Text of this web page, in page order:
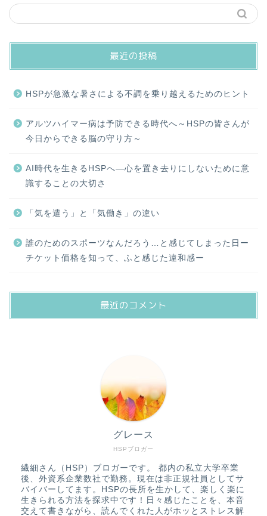
最近の投稿
HSPが急激な暑さによる不調を乗り越えるためのヒント
アルツハイマー病は予防できる時代へ～HSPの皆さんが
今日からできる脳の守り方～
AI時代を生きるHSPへ―心を置き去りにしないために意
識することの大切さ
「気を遣う」と「気働き」の違い
誰のためのスポーツなんだろう…と感じてしまった日ー
チケット価格を知って、ふと感じた違和感ー
最近のコメント
HSPブロガー
グレース
繊細さん（HSP）ブロガーです。 都内の私立大学卒業
後、外資系企業数社で勤務。現在は非正規社員としてサ
バイバーしてます。HSPの長所を生かして、楽しく楽に
生きられる方法を探求中です！日々感じたことを、本音
交えて書きながら、読んでくれた人がホッとストレス解